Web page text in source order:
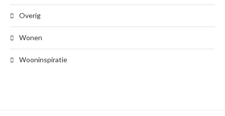
Overig
Wonen
Wooninspiratie